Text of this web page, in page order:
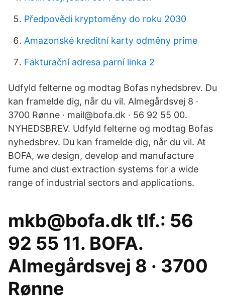
Předpovědi kryptoměny do roku 2030
Amazonské kreditní karty odměny prime
Fakturační adresa parní linka 2
Udfyld felterne og modtag Bofas nyhedsbrev. Du
kan framelde dig, når du vil. Almegårdsvej 8 ·
3700 Rønne · mail@bofa.dk · 56 92 55 00.
NYHEDSBREV. Udfyld felterne og modtag Bofas
nyhedsbrev. Du kan framelde dig, når du vil. At
BOFA, we design, develop and manufacture
fume and dust extraction systems for a wide
range of industrial sectors and applications.
mkb@bofa.dk tlf.: 56
92 55 11. BOFA.
Almegårdsvej 8 · 3700
Rønne